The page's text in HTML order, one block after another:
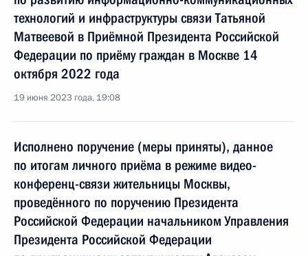
технологий и инфраструктуры связи Татьяной
Матвеевой в Приёмной Президента Российской
Федерации по приёму граждан в Москве 14
октября 2022 года
19 июня 2023 года, 19:08
Исполнено поручение (меры приняты), данное
по итогам личного приёма в режиме видео-
конференц-связи жительницы Москвы,
проведённого по поручению Президента
Российской Федерации начальником Управления
Президента Российской Федерации